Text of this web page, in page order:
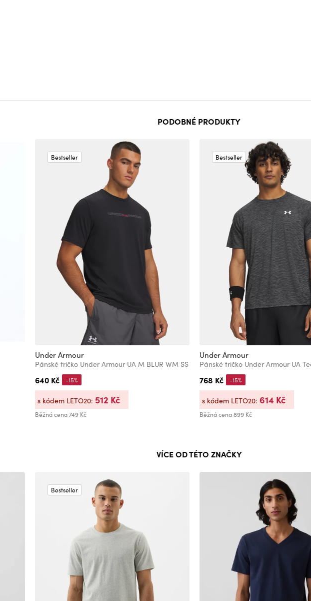
PODOBNÉ PRODUKTY
Bestseller
Under Armour
Pánské tričko Under Armour UA M BLUR WM SS
640 Kč
Běžná cena749 Kč
-15%
s kódem LETO20: 512 Kč
Bestseller
Under Armour
768 Kč
Běžná cena899 Kč
-15%
s kódem LETO20: 614 Kč
VÍCE OD TÉTO ZNAČKY
Bestseller